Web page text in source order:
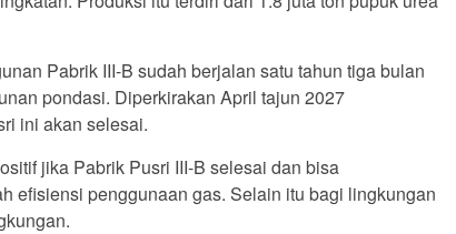
Pabrik III-B sudah berjalan satu tahun tiga bulan
pondasi. Diperkirakan April tajun 2027
ini akan selesai.
jika Pabrik Pusri III-B selesai dan bisa
efisiensi penggunaan gas. Selain itu bagi lingkungan